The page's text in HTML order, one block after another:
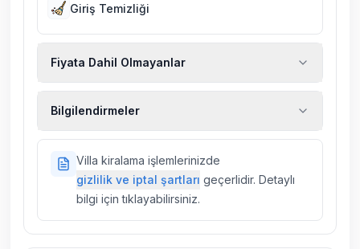
Giriş Temizliği
Fiyata Dahil Olmayanlar
sigortaları fiyatlara dahil değildir.
Bilgilendirmeler
villalarımızda düzenli olarak ilaçlama
yapılmaktadır. Buna rağmen çevrede
kelebek, böcek, sinek vs. bulunma ihtimali
Villa kiralama işlemlerinizde
gizlilik ve iptal şartları geçerlidir. Detaylı
bilgi için tıklayabilirsiniz.